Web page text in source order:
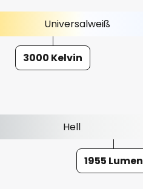
Universalweiß
3000 Kelvin
Hell
1955 Lumen